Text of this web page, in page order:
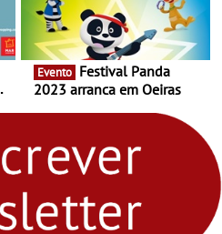
Evento
2023 arranca em Oeiras